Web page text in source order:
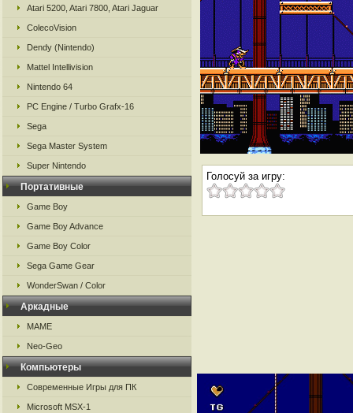
Atari 5200, Atari 7800, Atari Jaguar
ColecoVision
Dendy (Nintendo)
Mattel Intellivision
Nintendo 64
PC Engine / Turbo Grafx-16
Sega
Sega Master System
Super Nintendo
Портативные
Game Boy
Game Boy Advance
Game Boy Color
Sega Game Gear
WonderSwan / Color
Аркадные
MAME
Neo-Geo
Компьютеры
Современные Игры для ПК
Microsoft MSX-1
Голосуй за игру: